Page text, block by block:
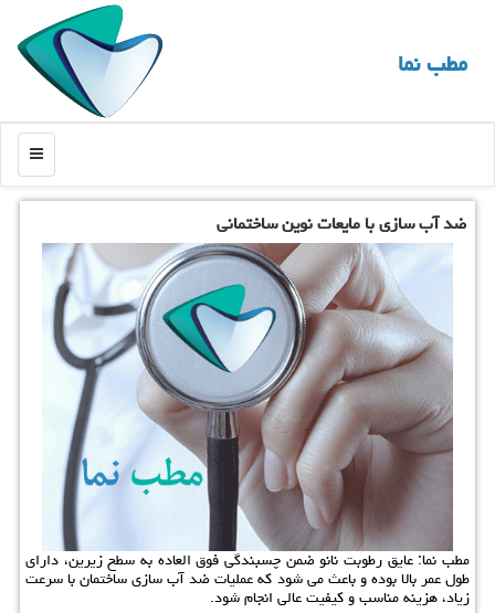
مطب نما
منو
ضد آب سازی با مایعات نوین ساختمانی
مطب نما: عایق رطوبت نانو ضمن چسبندگی فوق العاده به سطح زیرین، دارای
طول عمر بالا بوده و باعث می شود كه عملیات ضد آب سازی ساختمان با سرعت
زیاد، هزینه مناسب و كیفیت عالی انجام شود.